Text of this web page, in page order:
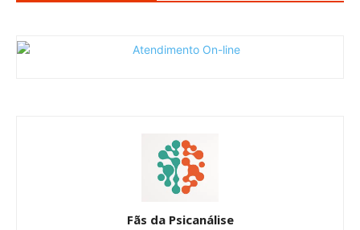
Fãs da Psicanálise